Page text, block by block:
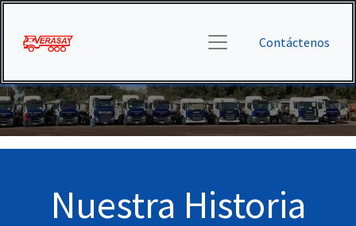
Contáctenos
Nuestra Historia